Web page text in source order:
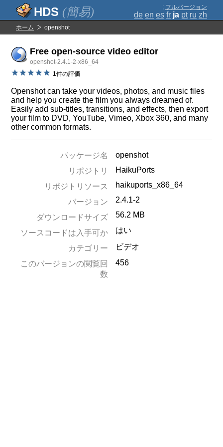
(簡易) ; フルバージョン
de en es fr ja pt ru zh
ホーム openshot
Free open-source video editor
openshot-2.4.1-2-x86_64
1件の評価
Openshot can take your videos, photos, and music files
and help you create the film you always dreamed of.
Easily add sub-titles, transitions, and effects, then export
your film to DVD, YouTube, Vimeo, Xbox 360, and many
other common formats.
パッケージ名
openshot
リポジトリ
HaikuPorts
リポジトリソース
haikuports_x86_64
バージョン
2.4.1-2
ダウンロードサイズ 56.2 MB
ソースコードは入手可か はい
カテゴリー
ビデオ
このバージョンの閲覧回
数
456